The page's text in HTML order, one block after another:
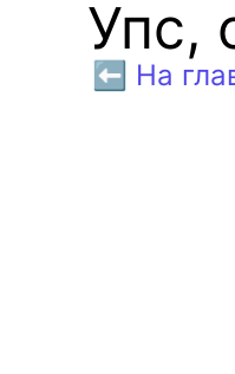
Упс,
⬅️ На